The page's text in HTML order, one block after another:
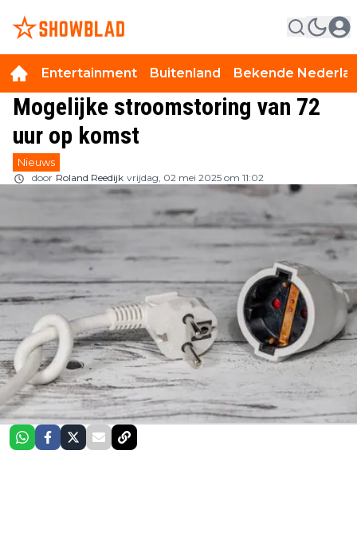
Entertainment Buitenland Bekende
Mogelijke stroomstoring van 72
uur op komst
Nieuws
door Roland Reedijk vrijdag, 02 mei 2025 om 11:02